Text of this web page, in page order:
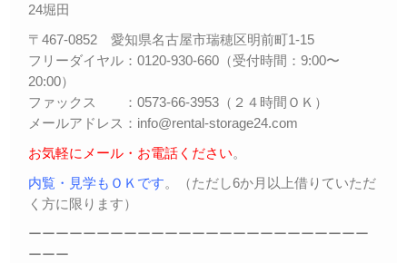
24堀田
〒467-0852 愛知県名古屋市瑞穂区明前町1-15
フリーダイヤル：0120-930-660（受付時間：9:00〜
20:00）
ファックス ：0573-66-3953（２４時間ＯＫ）
メールアドレス：info@rental-storage24.com
お気軽にメール・お電話ください。
内覧・見学もＯＫです。（ただし6か月以上借りていただ
く方に限ります）
ーーーーーーーーーーーーーーーーーーーーーーーーー
ーーー